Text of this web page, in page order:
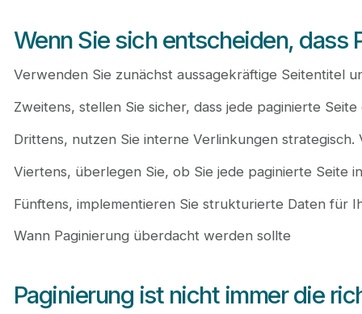
Wenn Sie sich entscheiden, dass
Verwenden Sie zunächst aussagekräftige Seitentitel
Zweitens, stellen Sie sicher, dass jede paginierte
Drittens, nutzen Sie interne Verlinkungen
Viertens, überlegen Sie, ob Sie jede paginierte Seite
Fünftens, implementieren Sie strukturierte Daten für
Wann Paginierung überdacht werden sollte
Paginierung ist nicht immer die